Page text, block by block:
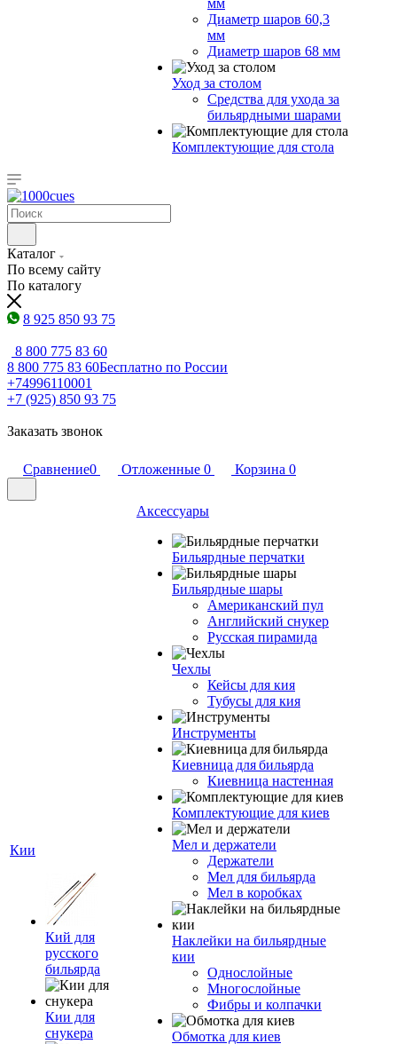
мм
Диаметр шаров 60,3
мм
Диаметр шаров 68 мм
Уход за столом
Средства для ухода за
бильярдными шарами
Комплектующие для стола
Каталог
По всему сайту
По каталогу
8 925 850 93 75
8 800 775 83 60
8 800 775 83 60Бесплатно по России
+74996110001
+7 (925) 850 93 75
Заказать звонок
Сравнение0 Отложенные 0 Корзина 0
Кии
Кий для
русского
бильярда
Кии для
снукера
Аксессуары
Бильярдные перчатки
Бильярдные шары
Американский пул
Английский снукер
Русская пирамида
Чехлы
Кейсы для кия
Тубусы для кия
Инструменты
Киевница для бильярда
Киевница настенная
Комплектующие для киев
Мел и держатели
Держатели
Мел для бильярда
Мел в коробках
Наклейки на бильярдные
кии
Однослойные
Многослойные
Фибры и колпачки
Обмотка для киев